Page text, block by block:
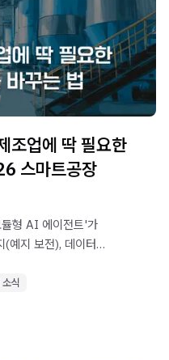
조업에 딱 필요한
스마트공장
형 AI 에이전트'가
(예지 보전), 데이터
지원사업(최대 2억
식